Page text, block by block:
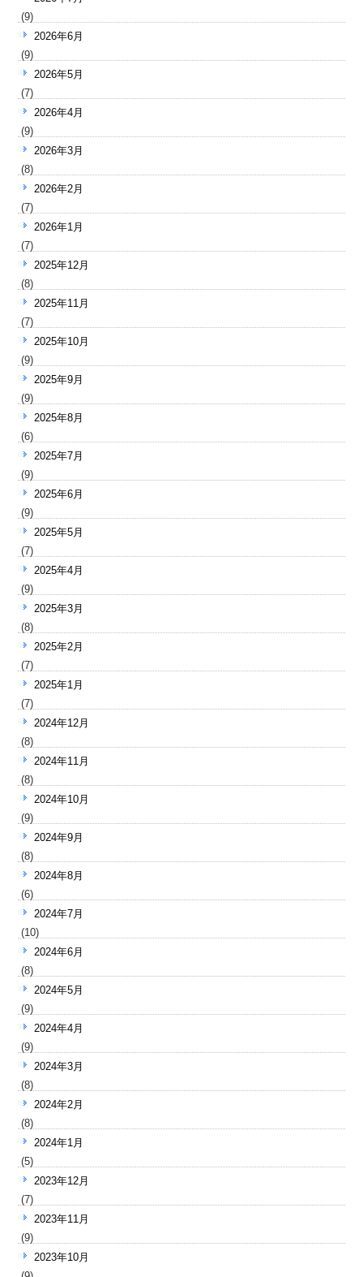
(9)
2026年6月
(9)
2026年5月
(7)
2026年4月
(9)
2026年3月
(8)
2026年2月
(7)
2026年1月
(7)
2025年12月
(8)
2025年11月
(7)
2025年10月
(9)
2025年9月
(9)
2025年8月
(6)
2025年7月
(9)
2025年6月
(9)
2025年5月
(7)
2025年4月
(9)
2025年3月
(8)
2025年2月
(7)
2025年1月
(7)
2024年12月
(8)
2024年11月
(8)
2024年10月
(9)
2024年9月
(8)
2024年8月
(6)
2024年7月
(10)
2024年6月
(8)
2024年5月
(9)
2024年4月
(9)
2024年3月
(8)
2024年2月
(8)
2024年1月
(5)
2023年12月
(7)
2023年11月
(9)
2023年10月